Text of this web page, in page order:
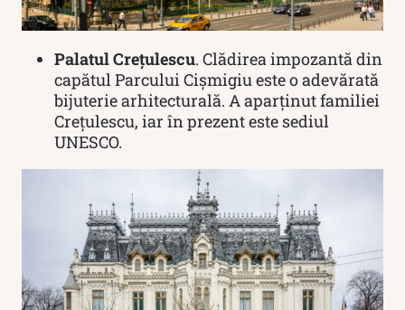
Palatul Crețulescu. Clădirea impozantă din
capătul Parcului Cișmigiu este o adevărată
bijuterie arhitecturală. A aparținut familiei
Crețulescu, iar în prezent este sediul
UNESCO.